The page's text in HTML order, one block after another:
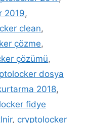
2019,
clean,
çözme,
çözümü,
dosya
2018,
fidye
, cryptolocker